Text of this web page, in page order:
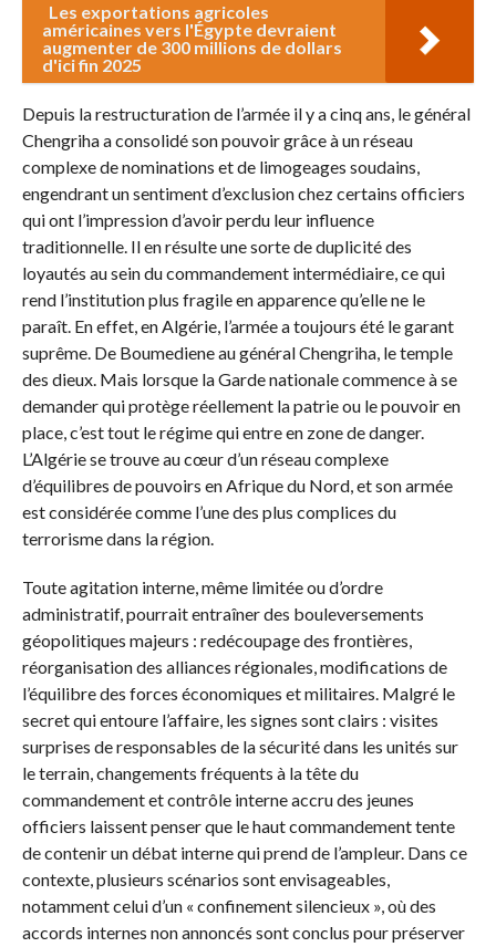
Les exportations agricoles
américaines vers l'Égypte devraient
augmenter de 300 millions de dollars
d'ici fin 2025
Depuis la restructuration de l’armée il y a cinq ans, le général
Chengriha a consolidé son pouvoir grâce à un réseau
complexe de nominations et de limogeages soudains,
engendrant un sentiment d’exclusion chez certains officiers
qui ont l’impression d’avoir perdu leur influence
traditionnelle. Il en résulte une sorte de duplicité des
loyautés au sein du commandement intermédiaire, ce qui
rend l’institution plus fragile en apparence qu’elle ne le
paraît. En effet, en Algérie, l’armée a toujours été le garant
suprême. De Boumediene au général Chengriha, le temple
des dieux. Mais lorsque la Garde nationale commence à se
demander qui protège réellement la patrie ou le pouvoir en
place, c’est tout le régime qui entre en zone de danger.
L’Algérie se trouve au cœur d’un réseau complexe
d’équilibres de pouvoirs en Afrique du Nord, et son armée
est considérée comme l’une des plus complices du
terrorisme dans la région.
Toute agitation interne, même limitée ou d’ordre
administratif, pourrait entraîner des bouleversements
géopolitiques majeurs : redécoupage des frontières,
réorganisation des alliances régionales, modifications de
l’équilibre des forces économiques et militaires. Malgré le
secret qui entoure l’affaire, les signes sont clairs : visites
surprises de responsables de la sécurité dans les unités sur
le terrain, changements fréquents à la tête du
commandement et contrôle interne accru des jeunes
officiers laissent penser que le haut commandement tente
de contenir un débat interne qui prend de l’ampleur. Dans ce
contexte, plusieurs scénarios sont envisageables,
notamment celui d’un « confinement silencieux », où des
accords internes non annoncés sont conclus pour préserver